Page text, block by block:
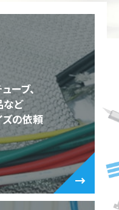
ーブ、
ど
の依頼